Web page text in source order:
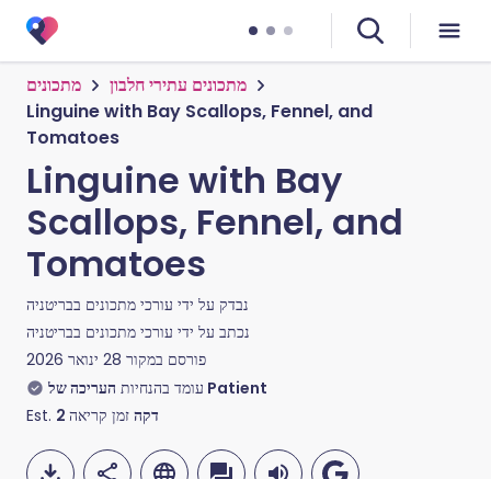
מתכונים
מתכונים עתירי חלבון
Linguine with Bay Scallops, Fennel, and
Tomatoes
Linguine with Bay
Scallops, Fennel, and
Tomatoes
נבדק על ידי עורכי מתכונים בבריטניה
נכתב על ידי עורכי מתכונים בבריטניה
פורסם במקור 28 ינואר 2026
עומד בהנחיות העריכה של Patient
Est. 2 דקה זמן קריאה